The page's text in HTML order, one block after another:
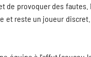
provoquer des fautes.
et reste un joueur